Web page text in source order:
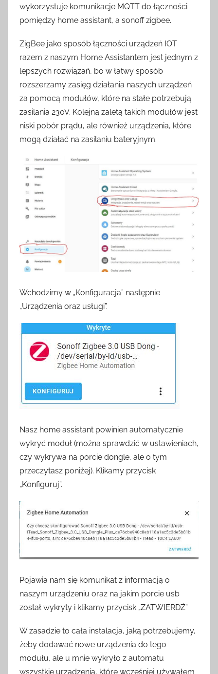
wykorzystuje komunikacje MQTT do łączności
pomiędzy home assistant, a sonoff zigbee.
ZigBee jako sposób łączności urządzeń IOT
razem z naszym Home Assistantem jest jednym z
lepszych rozwiązań, bo w łatwy sposób
rozszerzamy zasięg działania naszych urządzeń
za pomocą modułów, które na stałe potrzebują
zasilania 230V. Kolejną zaletą takich modułów jest
niski pobór prądu, ale również urządzenia, które
mogą działać na zasilaniu bateryjnym.
Wchodzimy w „Konfiguracja” następnie
„Urządzenia oraz usługi”.
Nasz home assistant powinien automatycznie
wykryć moduł (można sprawdzić w ustawieniach,
czy wykrywa na porcie dongle, ale o tym
przeczytasz poniżej). Klikamy przycisk
„Konfiguruj”.
Pojawia nam się komunikat z informacją o
naszym urządzeniu oraz na jakim porcie usb
został wykryty i klikamy przycisk „ZATWIERDŹ”
W zasadzie to cała instalacja, jaką potrzebujemy,
żeby dodawać nowe urządzenia do tego
modułu, ale u mnie wykryło z automatu
wszystkie urządzenia, które wcześniej używałem